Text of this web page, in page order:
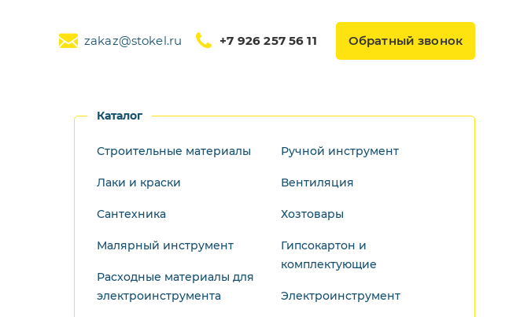
zakaz@stokel.ru +7 926 257 56 11 Обратный звонок
Каталог
Строительные материалы
Лаки и краски
Сантехника
Малярный инструмент
Расходные материалы для
электроинструмента
Ручной инструмент
Вентиляция
Хозтовары
Гипсокартон и
комплектующие
Электроинструмент